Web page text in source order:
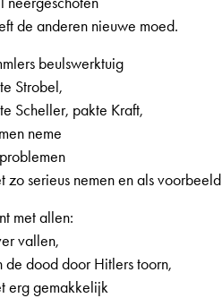
de anderen nieuwe moed.
beulswerktuig
Strobel,
Scheller, pakte Kraft,
neme
zo serieus nemen en als voorbeeld
met allen:
vallen,
de dood door Hitlers toorn,
erg gemakkelijk